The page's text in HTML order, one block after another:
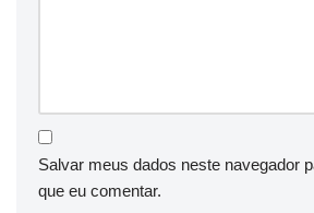
Salvar meus dados neste navegador
que eu comentar.